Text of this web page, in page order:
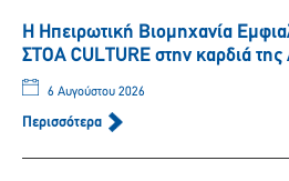
Η Ηπειρωτική Βιομηχανία
ΣΤΟΑ CULTURE στην καρδιά
6 Αυγούστου 2026
Περισσότερα